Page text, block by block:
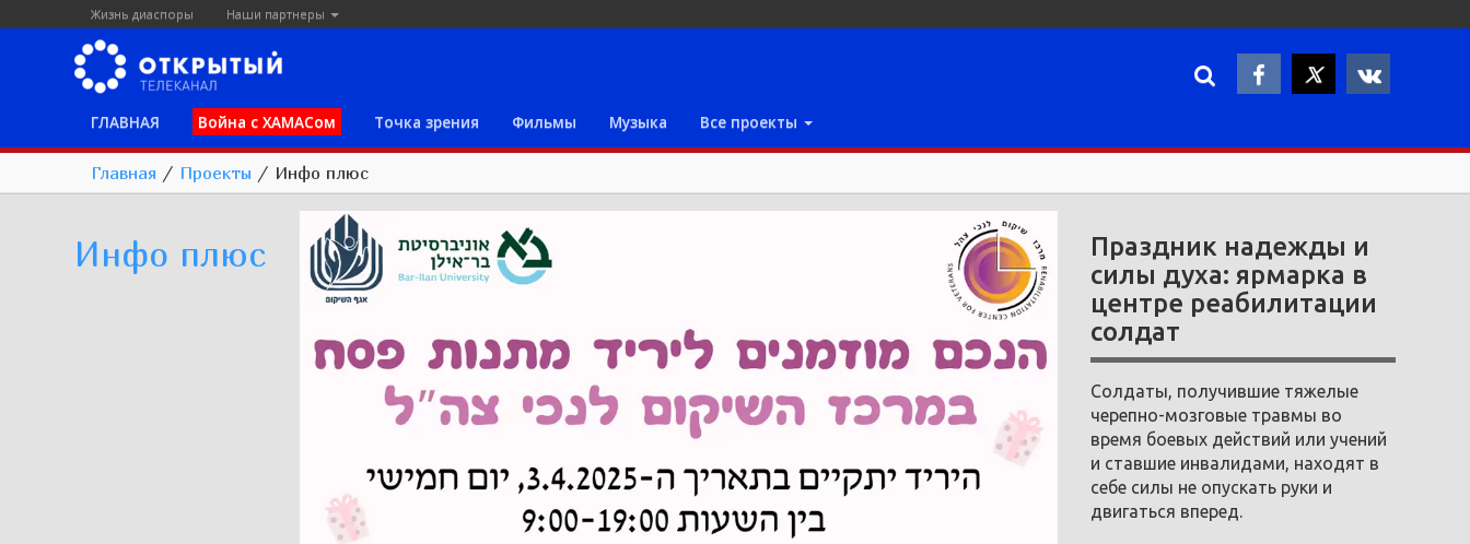
Жизнь диаспоры Наши партнеры
ГЛАВНАЯ Война с ХАМАСом Точка зрения Фильмы Музыка Все проекты
Главная / Проекты / Инфо плюс
Инфо плюс
Праздник надежды и
силы духа: ярмарка в
центре реабилитации
солдат
Солдаты, получившие тяжелые
черепно-мозговые травмы во
время боевых действий или учений
и ставшие инвалидами, находят в
себе силы не опускать руки и
двигаться вперед.